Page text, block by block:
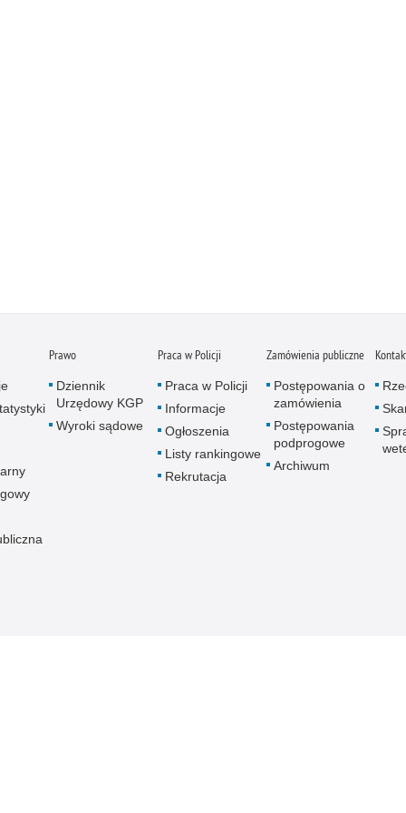
Prawo
Dziennik
Urzędowy KGP
Wyroki sądowe
Praca w Policji
Praca w Policji
Informacje
Ogłoszenia
Listy rankingowe
Rekrutacja
Zamówienia publiczne
Postępowania o
zamówienia
Postępowania
podprogowe
Archiwum